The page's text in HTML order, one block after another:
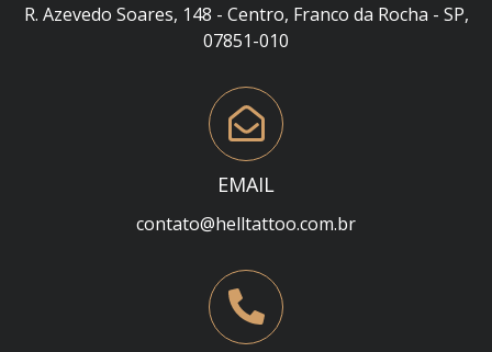
R. Azevedo Soares, 148 - Centro, Franco da Rocha - SP,
07851-010
EMAIL
contato@helltattoo.com.br